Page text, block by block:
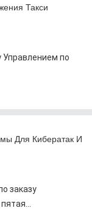
Такси
по
Для Кибератак И
заказу